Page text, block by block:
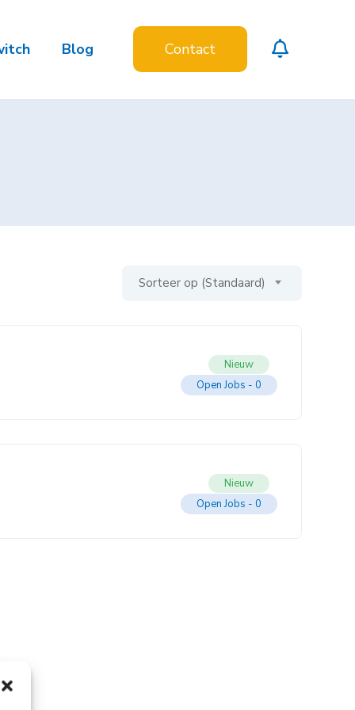
Blog Contact
Sorteer op (Standaard)
Nieuw
Open Jobs - 0
Nieuw
Open Jobs - 0